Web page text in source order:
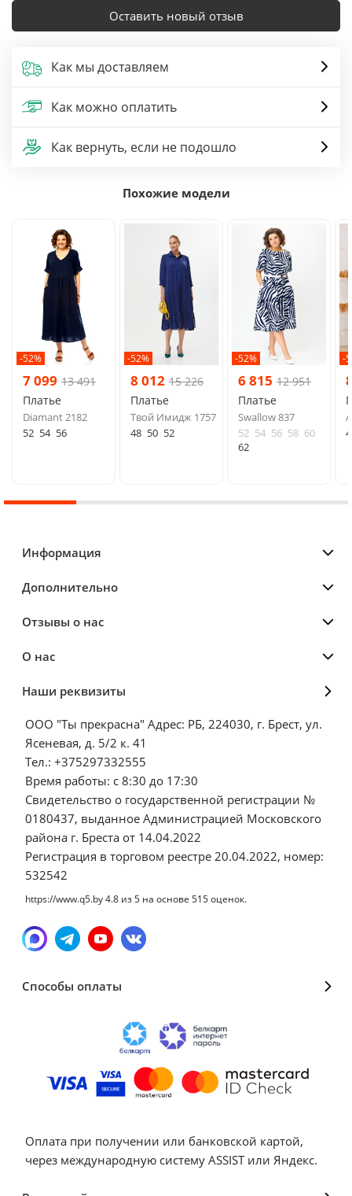
Оставить новый отзыв
Как мы доставляем
Как можно оплатить
Как вернуть, если не подошло
Похожие модели
-52%
7 099 13 491
Платье
Diamant 2182
52 54 56
-52%
8 012 15 226
Платье
Твой Имидж 1757
48 50 52
-52%
6 815 12 951
Платье
Swallow 837
52 54 56 58 60
62
-
Информация
Дополнительно
Отзывы о нас
О нас
Наши реквизиты
ООО "Ты прекрасна" Адрес: РБ, 224030, г. Брест, ул.
Ясеневая, д. 5/2 к. 41
Тел.: +375297332555
Время работы: с 8:30 до 17:30
Свидетельство о государственной регистрации №
0180437, выданное Администрацией Московского
района г. Бреста от 14.04.2022
Регистрация в торговом реестре 20.04.2022, номер:
532542
https://www.q5.by4.8 из5 на основе 515оценок.
Способы оплаты
Оплата при получении или банковской картой,
через международную систему ASSIST или Яндекс.